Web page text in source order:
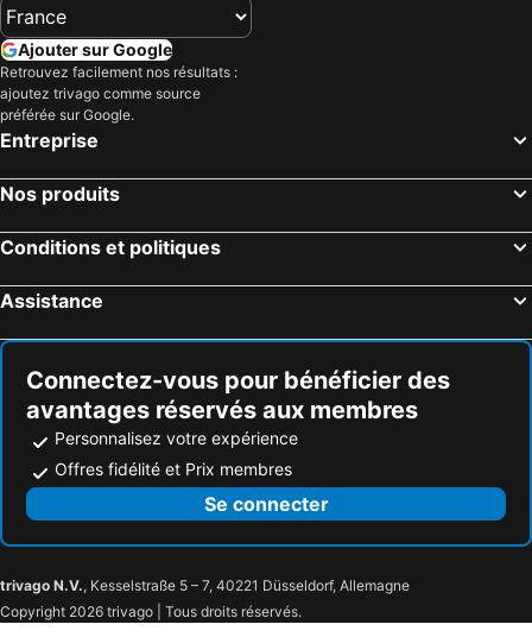
Ajouter sur Google
Retrouvez facilement nos résultats :
ajoutez trivago comme source
préférée sur Google.
Entreprise
Nos produits
Conditions et politiques
Assistance
Connectez-vous pour bénéficier des
avantages réservés aux membres
Personnalisez votre expérience
Offres fidélité et Prix membres
Se connecter
trivago N.V., Kesselstraße 5 – 7, 40221 Düsseldorf, Allemagne
Copyright 2026 trivago | Tous droits réservés.